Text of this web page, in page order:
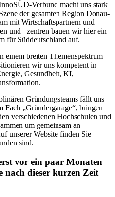
Verbund macht uns stark
der gesamten Region Donau-
mit Wirtschaftspartnern und
und –zentren bauen wir hier ein
für Süddeutschland auf.
einem breiten Themenspektrum
wir uns kompetent in
Gesundheit, KI,
Gründungsteams fällt uns
Fach „Gründergarage“, bringen
verschiedenen Hochschulen und
um gemeinsam an
unserer Website finden Sie
sind.
vor ein paar Monaten
nach dieser kurzen Zeit